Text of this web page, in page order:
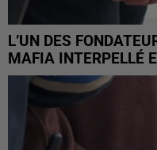
L’UN DES
MAFIA INTERPELLÉ